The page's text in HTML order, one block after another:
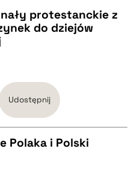
protestanckie z
do dziejów
Udostępnij
Polaka i Polski